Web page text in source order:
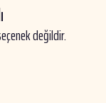
değildir.